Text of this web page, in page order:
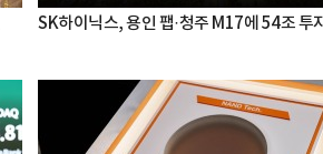
SK하이닉스, 용인 팹·청주 M17에 54조 투